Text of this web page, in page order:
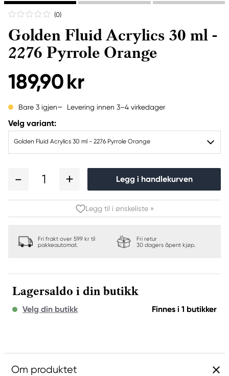
(0)
Golden Fluid Acrylics 30 ml -
2276 Pyrrole Orange
189,90 kr
Bare 3 igjen Levering innen 3–4 virkedager
Velg variant:
Golden Fluid Acrylics 30 ml - 2276 Pyrrole Orange
1 Legg i handlekurven
Legg til i ønskeliste »
Fri frakt over 599 kr til
pakkeautomat.
Fri retur
30 dagers åpent kjøp.
Lagersaldo i din butikk
Velg din butikk Finnes i 1 butikker
Om produktet